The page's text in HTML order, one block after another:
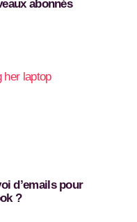
abonnés
d’emails pour
?